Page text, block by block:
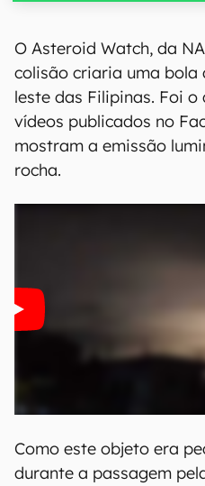
O Asteroid Watch, da
colisão criaria uma
leste das Filipinas. Foi
vídeos publicados no
mostram a emissão
rocha.
Como este objeto era
durante a passagem